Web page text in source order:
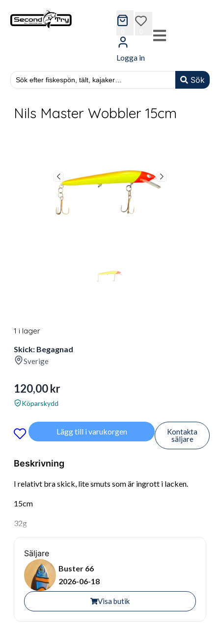
Sök
wishlist
Logga in
Nils Master Wobbler 15cm
1 i lager
Skick: Begagnad
Sverige
120,00kr
Köparskydd
Lägg till i varukorgen
Kontakta
säljare
Beskrivning
I relativt bra skick, lite smuts som är ingrott i lacken.
15cm
32g
Säljare
Buster 66
2026-06-18
Visa butik